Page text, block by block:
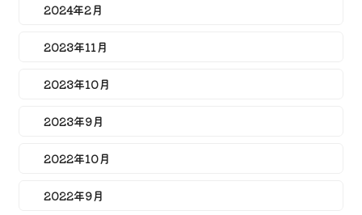
2024年2月
2023年11月
2023年10月
2023年9月
2022年10月
2022年9月